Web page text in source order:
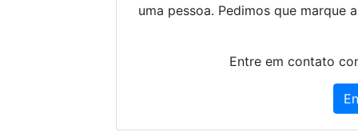
uma pessoa. Pedimos que marque
Entre em contato